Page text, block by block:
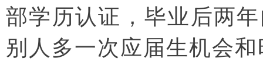
部学历认证，毕业后两
别人多一次应届生机会